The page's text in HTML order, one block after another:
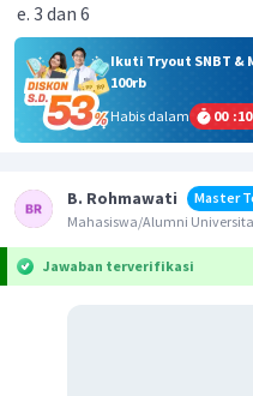
3 dan 6
Ikuti Tryout SNBT &
100rb
Habis dalam
00 :10
B. Rohmawati
Master
Mahasiswa/Alumni
Jawaban terverifikasi